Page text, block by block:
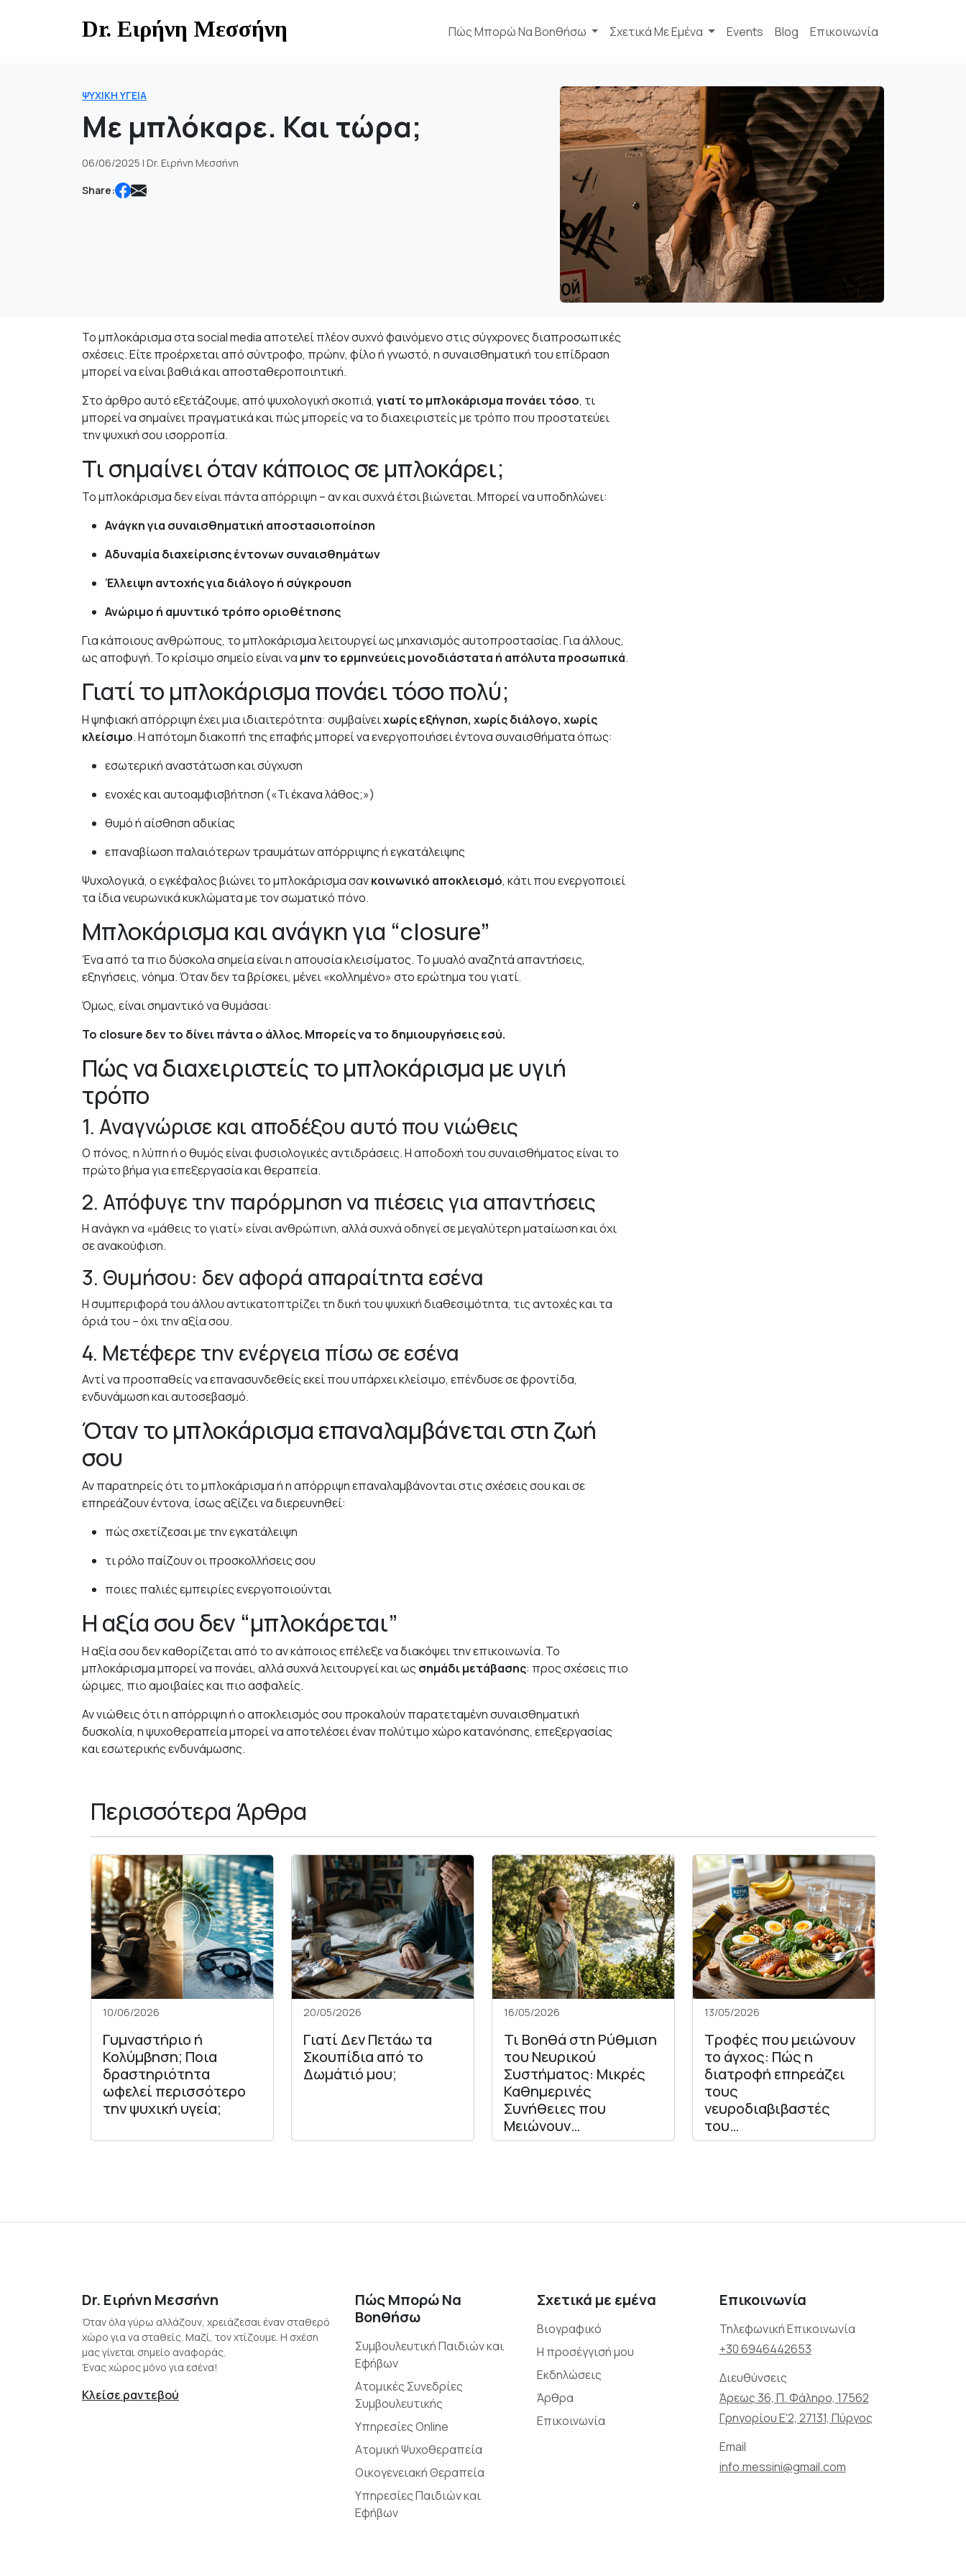
Dr. Ειρήνη Μεσσήνη Πώς Μπορώ Να Βοηθήσω Σχετικά Με Εμένα Events Blog Επικοινωνία
ΨΥΧΙΚΉ ΥΓΕΊΑ
Με μπλόκαρε. Και τώρα;
06/06/2025 | Dr. Ειρήνη Μεσσήνη
Share:
Το μπλοκάρισμα στα social media αποτελεί πλέον συχνό φαινόμενο στις σύγχρονες διαπροσωπικές
σχέσεις. Είτε προέρχεται από σύντροφο, πρώην, φίλο ή γνωστό, η συναισθηματική του επίδραση
μπορεί να είναι βαθιά και αποσταθεροποιητική.
Στο άρθρο αυτό εξετάζουμε, από ψυχολογική σκοπιά, γιατί το μπλοκάρισμα πονάει τόσο, τι
μπορεί να σημαίνει πραγματικά και πώς μπορείς να το διαχειριστείς με τρόπο που προστατεύει
την ψυχική σου ισορροπία.
Τι σημαίνει όταν κάποιος σε μπλοκάρει;
Το μπλοκάρισμα δεν είναι πάντα απόρριψη – αν και συχνά έτσι βιώνεται. Μπορεί να υποδηλώνει:
Ανάγκη για συναισθηματική αποστασιοποίηση
Αδυναμία διαχείρισης έντονων συναισθημάτων
Έλλειψη αντοχής για διάλογο ή σύγκρουση
Ανώριμο ή αμυντικό τρόπο οριοθέτησης
Για κάποιους ανθρώπους, το μπλοκάρισμα λειτουργεί ως μηχανισμός αυτοπροστασίας. Για άλλους,
ως αποφυγή. Το κρίσιμο σημείο είναι να μην το ερμηνεύεις μονοδιάστατα ή απόλυτα προσωπικά.
Γιατί το μπλοκάρισμα πονάει τόσο πολύ;
Η ψηφιακή απόρριψη έχει μια ιδιαιτερότητα: συμβαίνειχωρίς εξήγηση, χωρίς διάλογο, χωρίς
κλείσιμο. Η απότομη διακοπή της επαφής μπορεί να ενεργοποιήσει έντονα συναισθήματα όπως:
εσωτερική αναστάτωση και σύγχυση
ενοχές και αυτοαμφισβήτηση («Τι έκανα λάθος;»)
θυμό ή αίσθηση αδικίας
επαναβίωση παλαιότερων τραυμάτων απόρριψης ή εγκατάλειψης
Ψυχολογικά, ο εγκέφαλος βιώνει το μπλοκάρισμα σανκοινωνικό αποκλεισμό, κάτι που ενεργοποιεί
τα ίδια νευρωνικά κυκλώματα με τον σωματικό πόνο.
Μπλοκάρισμα και ανάγκη για “closure”
Ένα από τα πιο δύσκολα σημεία είναι η απουσία κλεισίματος. Το μυαλό αναζητά απαντήσεις,
εξηγήσεις, νόημα. Όταν δεν τα βρίσκει, μένει «κολλημένο» στο ερώτημα τουγιατί.
Όμως, είναι σημαντικό να θυμάσαι:
Το closure δεν το δίνει πάντα ο άλλος. Μπορείς να το δημιουργήσεις εσύ.
Πώς να διαχειριστείς το μπλοκάρισμα με υγιή
τρόπο
1. Αναγνώρισε και αποδέξου αυτό που νιώθεις
Ο πόνος, η λύπη ή ο θυμός είναι φυσιολογικές αντιδράσεις. Η αποδοχή του συναισθήματος είναι το
πρώτο βήμα για επεξεργασία και θεραπεία.
2. Απόφυγε την παρόρμηση να πιέσεις για απαντήσεις
Η ανάγκη να «μάθεις το γιατί» είναι ανθρώπινη, αλλά συχνά οδηγεί σε μεγαλύτερη ματαίωση και όχι
σε ανακούφιση.
3. Θυμήσου: δεν αφορά απαραίτητα εσένα
Η συμπεριφορά του άλλου αντικατοπτρίζει τη δική του ψυχική διαθεσιμότητα, τις αντοχές και τα
όριά του – όχι την αξία σου.
4. Μετέφερε την ενέργεια πίσω σε εσένα
Αντί να προσπαθείς να επανασυνδεθείς εκεί που υπάρχει κλείσιμο, επένδυσε σε φροντίδα,
ενδυνάμωση και αυτοσεβασμό.
Όταν το μπλοκάρισμα επαναλαμβάνεται στη ζωή
σου
Αν παρατηρείς ότι το μπλοκάρισμα ή η απόρριψη επαναλαμβάνονται στις σχέσεις σου και σε
επηρεάζουν έντονα, ίσως αξίζει να διερευνηθεί:
πώς σχετίζεσαι με την εγκατάλειψη
τι ρόλο παίζουν οι προσκολλήσεις σου
ποιες παλιές εμπειρίες ενεργοποιούνται
Η αξία σου δεν “μπλοκάρεται”
Η αξία σου δεν καθορίζεται από το αν κάποιος επέλεξε να διακόψει την επικοινωνία. Το
μπλοκάρισμα μπορεί να πονάει, αλλά συχνά λειτουργεί και ως σημάδι μετάβασης: προς σχέσεις πιο
ώριμες, πιο αμοιβαίες και πιο ασφαλείς.
Αν νιώθεις ότι η απόρριψη ή ο αποκλεισμός σου προκαλούν παρατεταμένη συναισθηματική
δυσκολία, η ψυχοθεραπεία μπορεί να αποτελέσει έναν πολύτιμο χώρο κατανόησης, επεξεργασίας
και εσωτερικής ενδυνάμωσης.
Περισσότερα Άρθρα
10/06/2026
Γυμναστήριο ή
Κολύμβηση; Ποια
δραστηριότητα
ωφελεί περισσότερο
την ψυχική υγεία;
20/05/2026
Γιατί Δεν Πετάω τα
Σκουπίδια από το
Δωμάτιό μου;
16/05/2026
Τι Βοηθά στη Ρύθμιση
του Νευρικού
Συστήματος: Μικρές
Καθημερινές
Συνήθειες που
Μειώνουν…
13/05/2026
Τροφές που μειώνουν
το άγχος: Πώς η
διατροφή επηρεάζει
τους
νευροδιαβιβαστές
του…
Dr. Ειρήνη Μεσσήνη
Όταν όλα γύρω αλλάζουν, χρειάζεσαι έναν σταθερό
χώρο για να σταθείς. Μαζί, τον χτίζουμε. Η σχέση
μας γίνεται σημείο αναφοράς.
Ένας χώρος μόνο για εσένα!
Κλείσε ραντεβού
Πώς Μπορώ Να
Βοηθήσω
Συμβουλευτική Παιδιών και
Εφήβων
Ατομικές Συνεδρίες
Συμβουλευτικής
Υπηρεσίες Online
Ατομική Ψυχοθεραπεία
Οικογενειακή Θεραπεία
Υπηρεσίες Παιδιών και
Εφήβων
Σχετικά με εμένα
Βιογραφικό
Η προσέγγισή μου
Εκδηλώσεις
Άρθρα
Επικοινωνία
Επικοινωνία
Τηλεφωνική Επικοινωνία
+30 6946442653
Διευθύνσεις
Άρεως 36, Π. Φάληρο, 17562
Γρηγορίου Ε'2, 27131, Πύργος
Email
info.messini@gmail.com